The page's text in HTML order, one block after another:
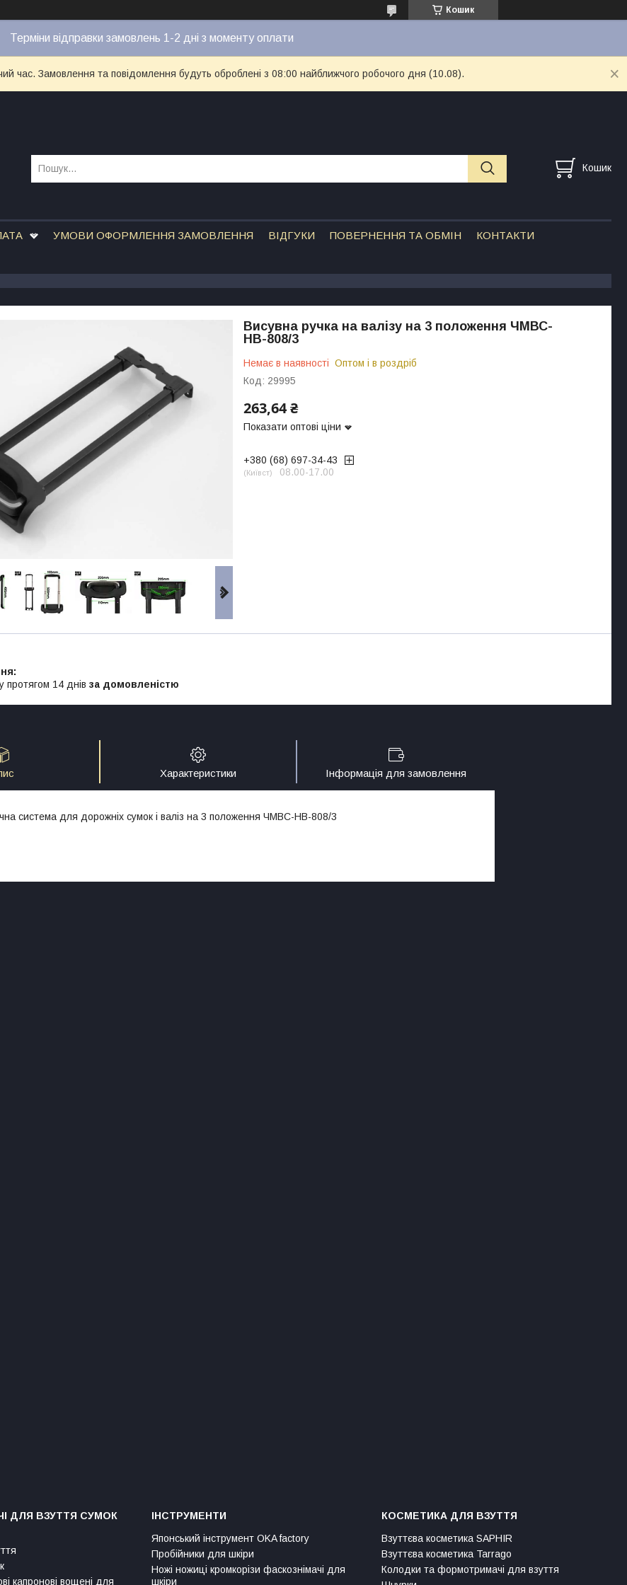
Кошик
Терміни відправки замовлень 1-2 дні з моменту оплати
час. Замовлення та повідомлення будуть оброблені з 08:00 найближчого робочого дня (10.08).
Кошик
УМОВИ ОФОРМЛЕННЯ ЗАМОВЛЕННЯ ВІДГУКИ ПОВЕРНЕННЯ ТА ОБМІН КОНТАКТИ
Висувна ручка на валізу на 3 положення ЧМВС-
НВ-808/3
Немає в наявності Оптом і в роздріб
Код: 29995
263,64 ₴
Показати оптові ціни
+380 (68) 697-34-43
Київст 08.00-17.00
протягом 14 днів за домовленістю
Характеристики Інформація для замовлення
система для дорожніх сумок і валіз на 3 положення ЧМВС-НВ-808/3
ДЛЯ ВЗУТТЯ СУМОК
капронові вощені для
ІНСТРУМЕНТИ
Японський інструмент OKA factory
Пробійники для шкіри
Ножі ножиці кромкорізи фаскознімачі для
шкіри
КОСМЕТИКА ДЛЯ ВЗУТТЯ
Взуттєва косметика SAPHIR
Взуттєва косметика Tarrago
Колодки та формотримачі для взуття